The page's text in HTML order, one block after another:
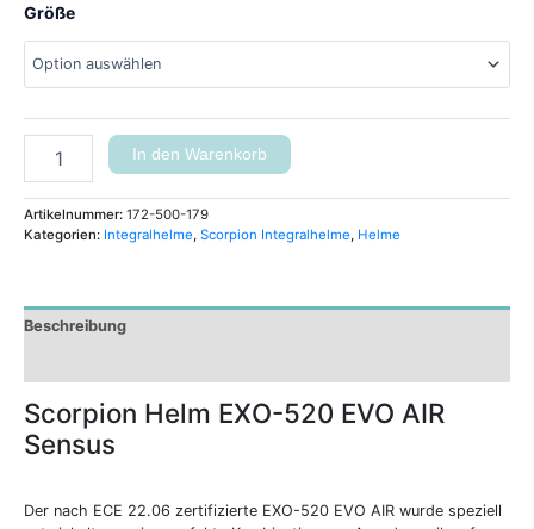
Größe
In den Warenkorb
Artikelnummer: 172-500-179
Kategorien: Integralhelme, Scorpion Integralhelme, Helme
Beschreibung
Scorpion Helm EXO-520 EVO AIR
Sensus
Der nach ECE 22.06 zertifizierte EXO-520 EVO AIR wurde speziell